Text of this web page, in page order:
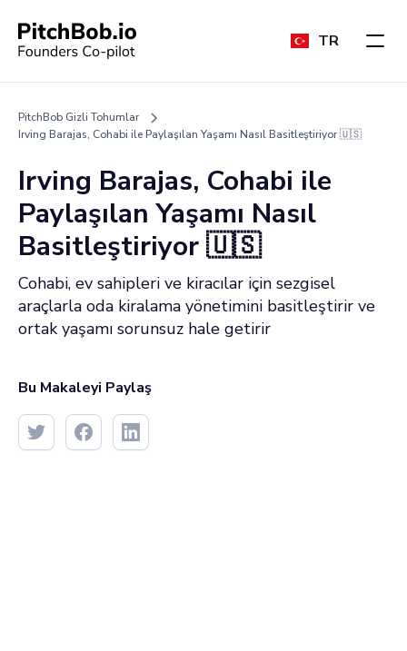
TR
PitchBob Gizli Tohumlar
Irving Barajas, Cohabi ile Paylaşılan Yaşamı Nasıl Basitleştiriyor 🇺🇸
Irving Barajas, Cohabi ile
Paylaşılan Yaşamı Nasıl
Basitleştiriyor 🇺🇸
Cohabi, ev sahipleri ve kiracılar için sezgisel
araçlarla oda kiralama yönetimini basitleştirir ve
ortak yaşamı sorunsuz hale getirir
Bu Makaleyi Paylaş